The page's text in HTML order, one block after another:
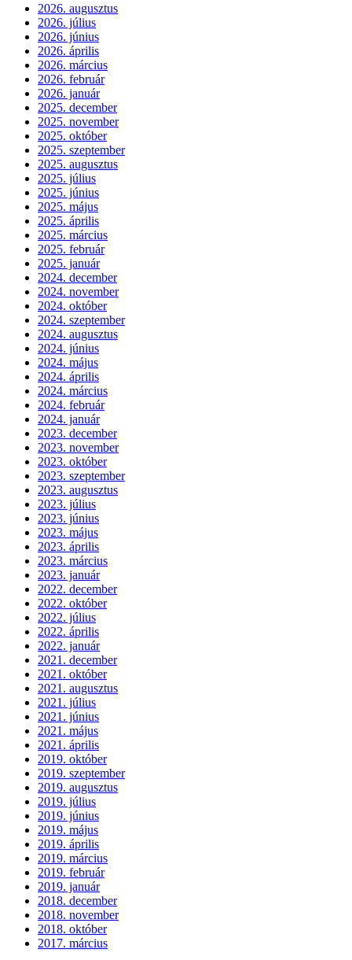
2026. augusztus
2026. július
2026. június
2026. április
2026. március
2026. február
2026. január
2025. december
2025. november
2025. október
2025. szeptember
2025. augusztus
2025. július
2025. június
2025. május
2025. április
2025. március
2025. február
2025. január
2024. december
2024. november
2024. október
2024. szeptember
2024. augusztus
2024. június
2024. május
2024. április
2024. március
2024. február
2024. január
2023. december
2023. november
2023. október
2023. szeptember
2023. augusztus
2023. július
2023. június
2023. május
2023. április
2023. március
2023. január
2022. december
2022. október
2022. július
2022. április
2022. január
2021. december
2021. október
2021. augusztus
2021. július
2021. június
2021. május
2021. április
2019. október
2019. szeptember
2019. augusztus
2019. július
2019. június
2019. május
2019. április
2019. március
2019. február
2019. január
2018. december
2018. november
2018. október
2017. március